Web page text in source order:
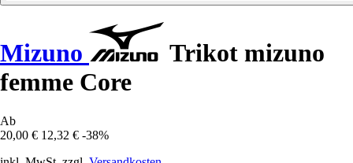
Mizuno
Trikot mizuno
femme Core
Ab
20,00 € 12,32 € -38%